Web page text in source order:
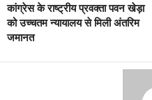
कांग्रेस के राष्ट्रीय प्रवक्ता पवन खेड़ा
को उच्चतम न्यायालय से मिली अंतरिम
जमानत